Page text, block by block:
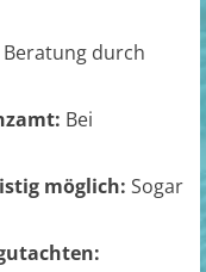
Beratung durch
Bei
möglich: Sogar